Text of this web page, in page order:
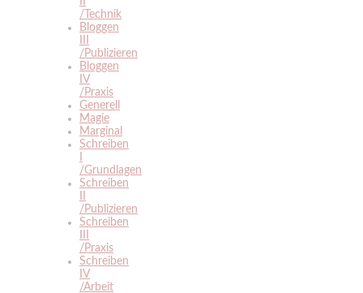
/Technik
Bloggen
/Publizieren
Bloggen
IV
/Praxis
Generell
Magie
Marginal
Schreiben
/Grundlagen
Schreiben
/Publizieren
Schreiben
/Praxis
Schreiben
IV
/Arbeit